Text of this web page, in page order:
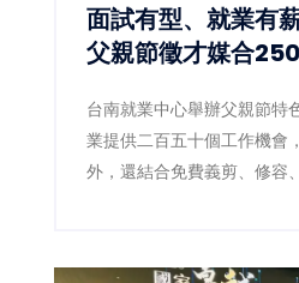
面試有型、就業有薪 台南就業中
父親節徵才媒合
台南就業中心舉辦父親節特
業提供二百五十個工作機會
外，還結合免費義剪、修容